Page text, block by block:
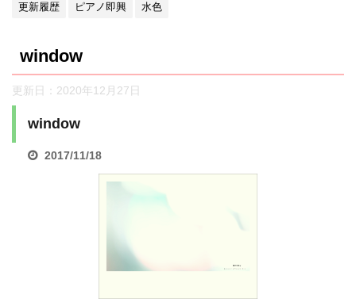
更新履歴 ピアノ即興 水色
window
更新日： 2020年12月27日
window
2017/11/18